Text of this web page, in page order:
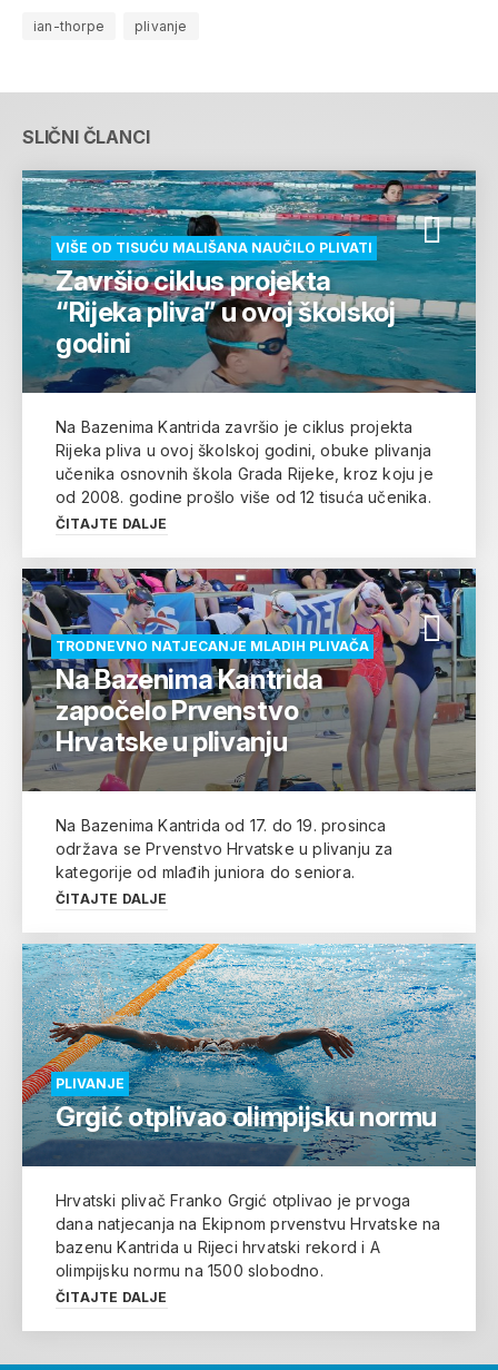
ian-thorpe plivanje
SLIČNI ČLANCI
VIŠE OD TISUĆU MALIŠANA NAUČILO PLIVATI
Završio ciklus projekta
“Rijeka pliva” u ovoj školskoj
godini
Na Bazenima Kantrida završio je ciklus projekta
Rijeka pliva u ovoj školskoj godini, obuke plivanja
učenika osnovnih škola Grada Rijeke, kroz koju je
od 2008. godine prošlo više od 12 tisuća učenika.
ČITAJTE DALJE
TRODNEVNO NATJECANJE MLADIH PLIVAČA
Na Bazenima Kantrida
započelo Prvenstvo
Hrvatske u plivanju
Na Bazenima Kantrida od 17. do 19. prosinca
održava se Prvenstvo Hrvatske u plivanju za
kategorije od mlađih juniora do seniora.
ČITAJTE DALJE
PLIVANJE
Grgić otplivao olimpijsku normu
Hrvatski plivač Franko Grgić otplivao je prvoga
dana natjecanja na Ekipnom prvenstvu Hrvatske na
bazenu Kantrida u Rijeci hrvatski rekord i A
olimpijsku normu na 1500 slobodno.
ČITAJTE DALJE